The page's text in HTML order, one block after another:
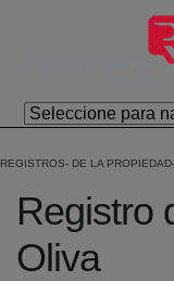
Salta al contingut
REGISTROS DE LA PROPIEDAD
Registro
Oliva